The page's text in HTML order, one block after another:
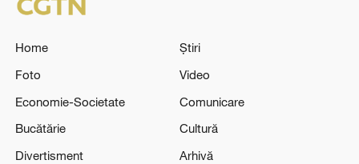
Home
Știri
Foto
Video
Economie-Societate
Comunicare
Bucătărie
Cultură
Divertisment
Arhivă